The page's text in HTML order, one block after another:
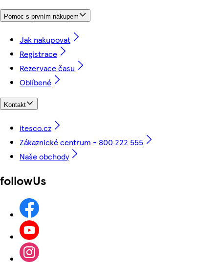
Pomoc s prvním nákupem
Jak nakupovat
Registrace
Rezervace času
Oblíbené
Kontakt
itesco.cz
Zákaznické centrum - 800 222 555
Naše obchody
followUs